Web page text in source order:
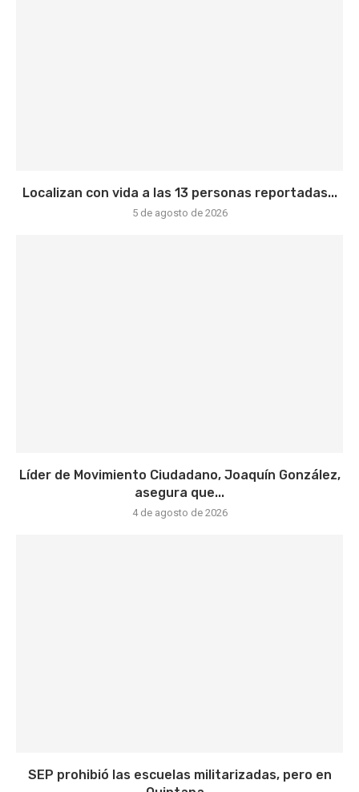
Localizan con vida a las 13 personas reportadas...
5 de agosto de 2026
Líder de Movimiento Ciudadano, Joaquín González,
asegura que...
4 de agosto de 2026
SEP prohibió las escuelas militarizadas, pero en